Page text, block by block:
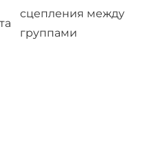
сцепления между
группами